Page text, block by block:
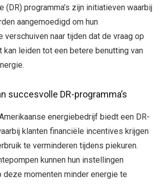
(DR) programma’s zijn initiatieven waarbij
aangemoedigd om hun
verschuiven naar tijden dat de vraag op
kan leiden tot een betere benutting van
succesvolle DR-programma’s
energiebedrijf biedt een DR-
klanten financiële incentives krijgen
te verminderen tijdens piekuren.
kunnen hun instellingen
deze momenten minder energie te